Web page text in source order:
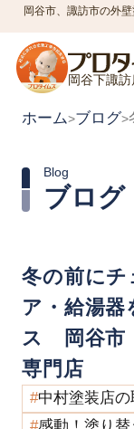
岡谷市、諏訪市の外
岡谷下諏
ホーム>ブログ>
ブログ
Blog
冬の前にチ
ア・給湯
ス 岡谷市
専門店
中村塗装店の